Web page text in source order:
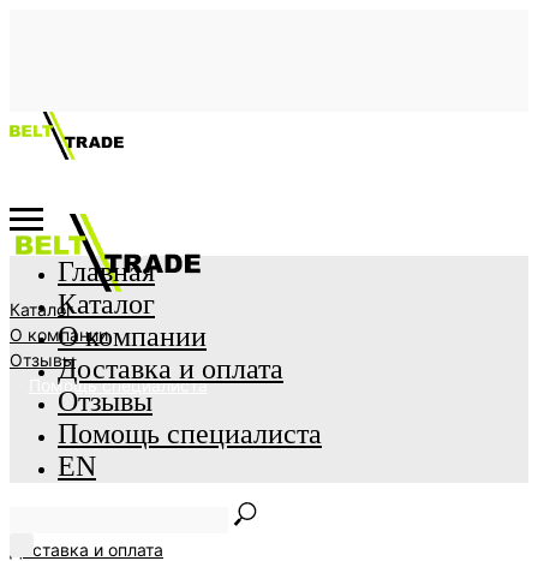
Каталог
О компании
Отзывы
Помощь специалиста
Доставка и оплата
Главная
Каталог
О компании
Доставка и оплата
Отзывы
Помощь специалиста
EN